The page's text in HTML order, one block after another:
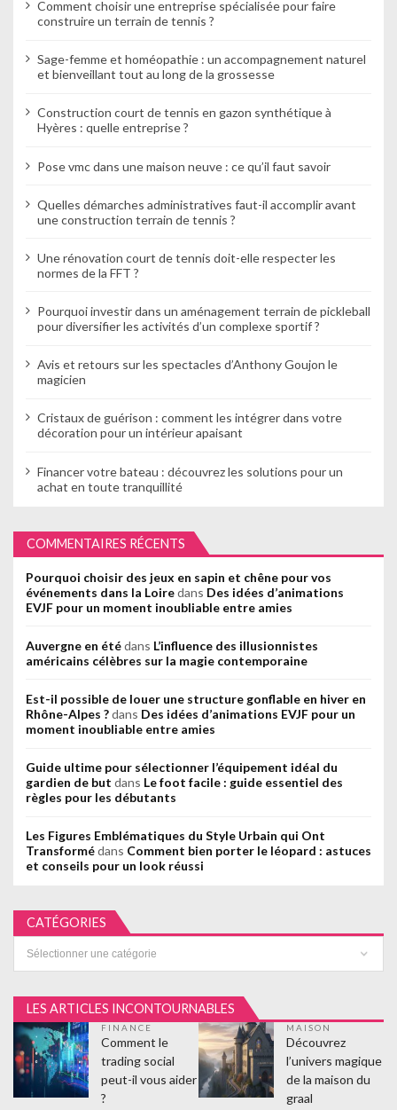
Comment choisir une entreprise spécialisée pour faire
construire un terrain de tennis ?
Sage-femme et homéopathie : un accompagnement naturel
et bienveillant tout au long de la grossesse
Construction court de tennis en gazon synthétique à
Hyères : quelle entreprise ?
Pose vmc dans une maison neuve : ce qu’il faut savoir
Quelles démarches administratives faut-il accomplir avant
une construction terrain de tennis ?
Une rénovation court de tennis doit-elle respecter les
normes de la FFT ?
Pourquoi investir dans un aménagement terrain de pickleball
pour diversifier les activités d’un complexe sportif ?
Avis et retours sur les spectacles d’Anthony Goujon le
magicien
Cristaux de guérison : comment les intégrer dans votre
décoration pour un intérieur apaisant
Financer votre bateau : découvrez les solutions pour un
achat en toute tranquillité
COMMENTAIRES RÉCENTS
Pourquoi choisir des jeux en sapin et chêne pour vos
événements dans la Loiredans Des idées d’animations
EVJF pour un moment inoubliable entre amies
Auvergne en étédans L’influence des illusionnistes
américains célèbres sur la magie contemporaine
Est-il possible de louer une structure gonflable en hiver en
Rhône-Alpes ?dans Des idées d’animations EVJF pour un
moment inoubliable entre amies
Guide ultime pour sélectionner l’équipement idéal du
gardien de but dans Le foot facile : guide essentiel des
règles pour les débutants
Les Figures Emblématiques du Style Urbain qui Ont
Transformédans Comment bien porter le léopard : astuces
et conseils pour un look réussi
CATÉGORIES
LES ARTICLES INCONTOURNABLES
FINANCE
Comment le
trading social
peut-il vous aider
?
MAISON
Découvrez
l’univers magique
de la maison du
graal